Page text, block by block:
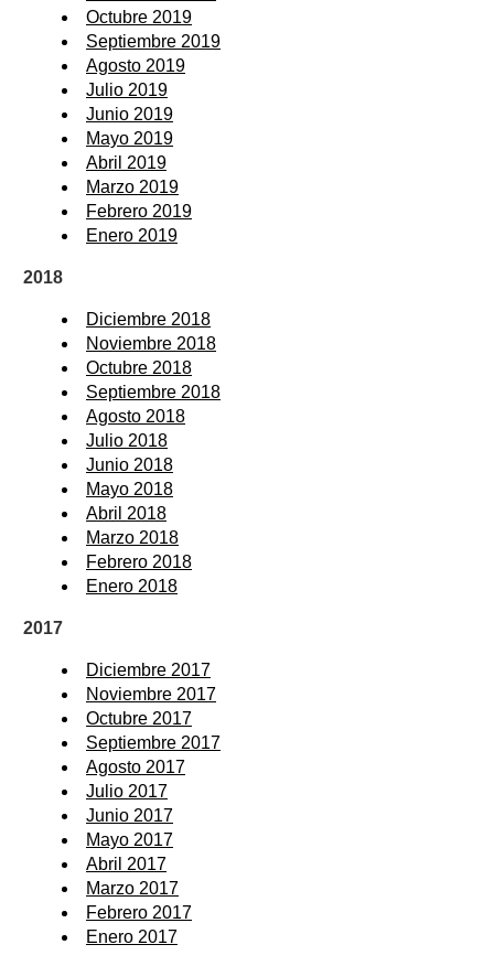
Octubre 2019
Septiembre 2019
Agosto 2019
Julio 2019
Junio 2019
Mayo 2019
Abril 2019
Marzo 2019
Febrero 2019
Enero 2019
2018
Diciembre 2018
Noviembre 2018
Octubre 2018
Septiembre 2018
Agosto 2018
Julio 2018
Junio 2018
Mayo 2018
Abril 2018
Marzo 2018
Febrero 2018
Enero 2018
2017
Diciembre 2017
Noviembre 2017
Octubre 2017
Septiembre 2017
Agosto 2017
Julio 2017
Junio 2017
Mayo 2017
Abril 2017
Marzo 2017
Febrero 2017
Enero 2017